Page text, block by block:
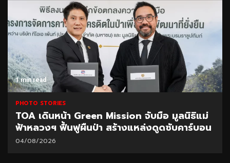
1 min read
PHOTO STORIES
TOA เดินหน้า Green Mission จับมือ มูลนิธิแม่
ฟ้าหลวงฯ ฟื้นฟูผืนป่า สร้างแหล่งดูดซับคาร์บอน
04/08/2026